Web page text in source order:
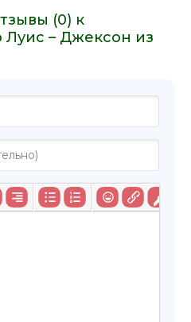
(0) к
Луис – Джексон из